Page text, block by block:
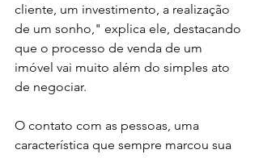
cliente, um investimento, a realização
de um sonho," explica ele, destacando
que o processo de venda de um
imóvel vai muito além do simples ato
de negociar.
O contato com as pessoas, uma
característica que sempre marcou sua